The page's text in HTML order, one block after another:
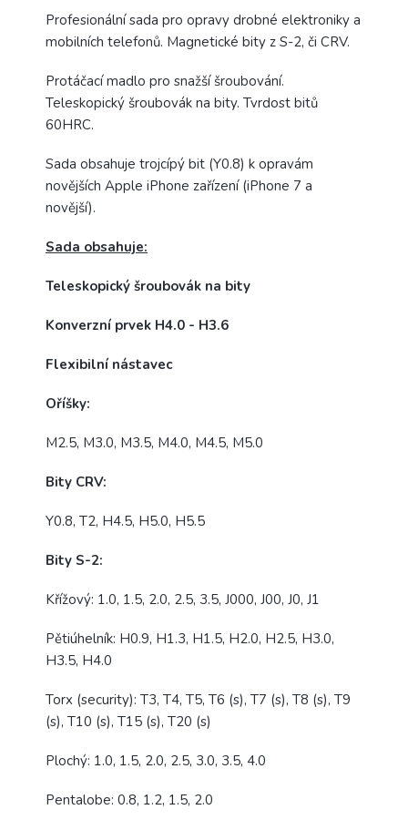
Profesionální sada pro opravy drobné elektroniky a
mobilních telefonů. Magnetické bity z S-2, či CRV.
Protáčací madlo pro snažší šroubování.
Teleskopický šroubovák na bity. Tvrdost bitů
60HRC.
Sada obsahuje trojcípý bit (Y0.8) k opravám
novějších Apple iPhone zařízení (iPhone 7 a
novější).
Sada obsahuje:
Teleskopický šroubovák na bity
Konverzní prvek H4.0 - H3.6
Flexibilní nástavec
Oříšky:
M2.5, M3.0, M3.5, M4.0, M4.5, M5.0
Bity CRV:
Y0.8, T2, H4.5, H5.0, H5.5
Bity S-2:
Křížový: 1.0, 1.5, 2.0, 2.5, 3.5, J000, J00, J0, J1
Pětiúhelník: H0.9, H1.3, H1.5, H2.0, H2.5, H3.0,
H3.5, H4.0
Torx (security): T3, T4, T5, T6 (s), T7 (s), T8 (s), T9
(s), T10 (s), T15 (s), T20 (s)
Plochý: 1.0, 1.5, 2.0, 2.5, 3.0, 3.5, 4.0
Pentalobe: 0.8, 1.2, 1.5, 2.0